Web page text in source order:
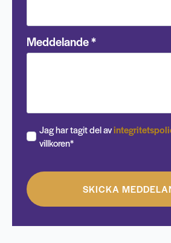
Meddelande*
Jag har tagit del av
villkoren*
SKICKA